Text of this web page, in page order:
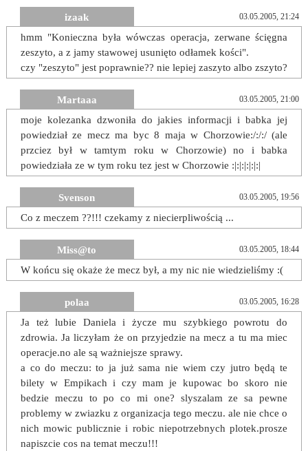
izaak 03.05.2005, 21:24
hmm "Konieczna była wówczas operacja, zerwane ścięgna
zeszyto, a z jamy stawowej usunięto odłamek kości".
czy "zeszyto" jest poprawnie?? nie lepiej zaszyto albo zszyto?
Martaaa 03.05.2005, 21:00
moje kolezanka dzwoniła do jakies informacji i babka jej
powiedział ze mecz ma byc 8 maja w Chorzowie:/:/:/ (ale
przciez był w tamtym roku w Chorzowie) no i babka
powiedziała ze w tym roku tez jest w Chorzowie :|:|:|:|:|:|
Svenson 03.05.2005, 19:56
Co z meczem ??!!! czekamy z niecierpliwością ...
Miss@to 03.05.2005, 18:44
W końcu się okaże że mecz był, a my nic nie wiedzieliśmy :(
polaa 03.05.2005, 16:28
Ja też lubie Daniela i życze mu szybkiego powrotu do
zdrowia. Ja liczyłam że on przyjedzie na mecz a tu ma miec
operacje.no ale są ważniejsze sprawy.
a co do meczu: to ja już sama nie wiem czy jutro będą te
bilety w Empikach i czy mam je kupowac bo skoro nie
bedzie meczu to po co mi one? slyszalam ze sa pewne
problemy w zwiazku z organizacja tego meczu. ale nie chce o
nich mowic publicznie i robic niepotrzebnych plotek.prosze
napiszcie cos na temat meczu!!!